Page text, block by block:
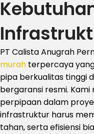
PT Calista Anugrah
murah terpercaya
pipa berkualitas tinggi
bergaransi resmi.
perpipaan dalam
infrastruktur harus
tahan, serta efisiensi